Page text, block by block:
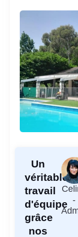
Un
véritable
travail
d'équipe
grâce
nos
-